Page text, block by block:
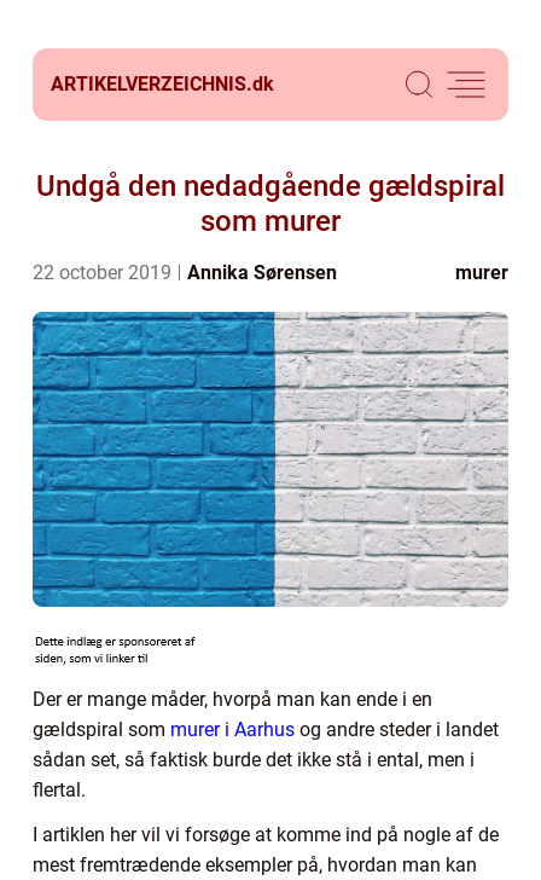
ARTIKELVERZEICHNIS.dk
Undgå den nedadgående gældspiral
som murer
22 october 2019 Annika Sørensen murer
Der er mange måder, hvorpå man kan ende i en
gældspiral som murer i Aarhus og andre steder i landet
sådan set, så faktisk burde det ikke stå i ental, men i
flertal.
I artiklen her vil vi forsøge at komme ind på nogle af de
mest fremtrædende eksempler på, hvordan man kan